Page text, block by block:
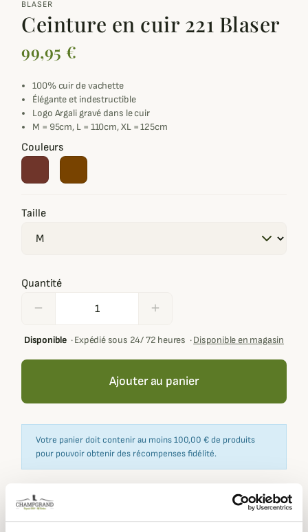
BLASER
Ceinture en cuir 221 Blaser
99,95 €
100% cuir de vachette
Élégante et indestructible
Logo Argali gravé dans le cuir
M = 95cm, L = 110cm, XL = 125cm
Couleurs
Taille
Quantité
remove add
Disponible·Expédié sous 24/ 72 heures ·Disponible en magasin
Ajouter au panier
Votre panier doit contenir au moins 100,00 € de produits
pour pouvoir obtenir des récompenses fidélité.
Expédié dans Échange ou
Paiement
Paiement en